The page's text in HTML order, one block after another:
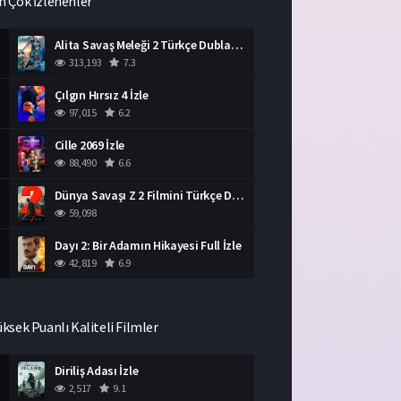
Alita Savaş Meleği 2 Türkçe Dublaj İzle HD Film
313,193 7.3
Çılgın Hırsız 4 İzle
97,015 6.2
Cille 2069 İzle
88,490 6.6
Dünya Savaşı Z 2 Filmini Türkçe Dublaj İzle
59,098
Dayı 2: Bir Adamın Hikayesi Full İzle
42,819 6.9
Puanlı Kaliteli Filmler
Diriliş Adası İzle
2,517 9.1